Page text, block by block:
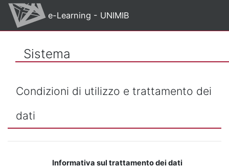
Vai al contenuto principale
e-Learning - UNIMIB
Sistema
Condizioni di utilizzo e trattamento dei
dati
Informativa sul trattamento dei dati